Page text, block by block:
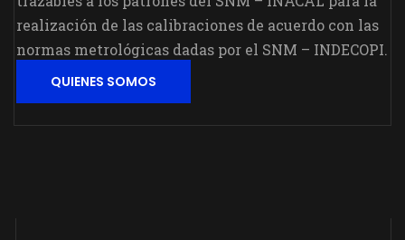
realización de las calibraciones de acuerdo con las
normas metrológicas dadas por el SNM – INDECOPI.
QUIENES SOMOS